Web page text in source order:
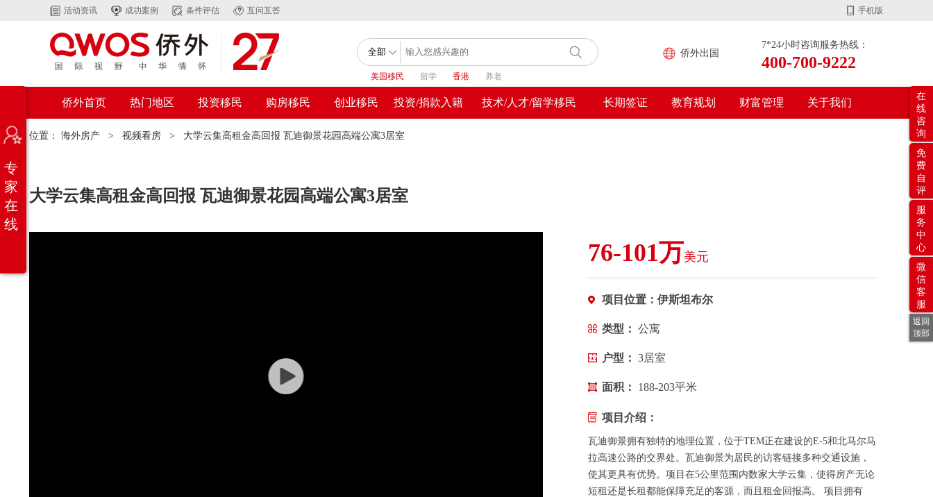
活动资讯 成功案例 条件评估 互问互答 手机版
美国移民 留学 香港 养老
侨外出国
7*24小时咨询服务热线：
400-700-9222
侨外首页 热门地区 投资移民 购房移民 创业移民 投资/捐款入籍 技术/人才/留学移民 长期签证 教育规划 财富管理 关于我们
位置： 海外房产 > 视频看房 > 大学云集高租金高回报 瓦迪御景花园高端公寓3居室
大学云集高租金高回报 瓦迪御景花园高端公寓3居室
76-101万美元
项目位置：伊斯坦布尔
类型： 公寓
户型： 3居室
面积： 188-203平米
项目介绍：
瓦迪御景拥有独特的地理位置，位于TEM正在建设的E-5和北马尔马
拉高速公路的交界处。瓦迪御景为居民的访客链接多种交通设施，
使其更具有优势。项目在5公里范围内数家大学云集，使得房产无论
短租还是长租都能保障充足的客源，而且租金回报高。 项目拥有
专
家
在
线
在
线
咨
询
免
费
自
评
服
务
中
心
微
信
客
服
返回
顶部